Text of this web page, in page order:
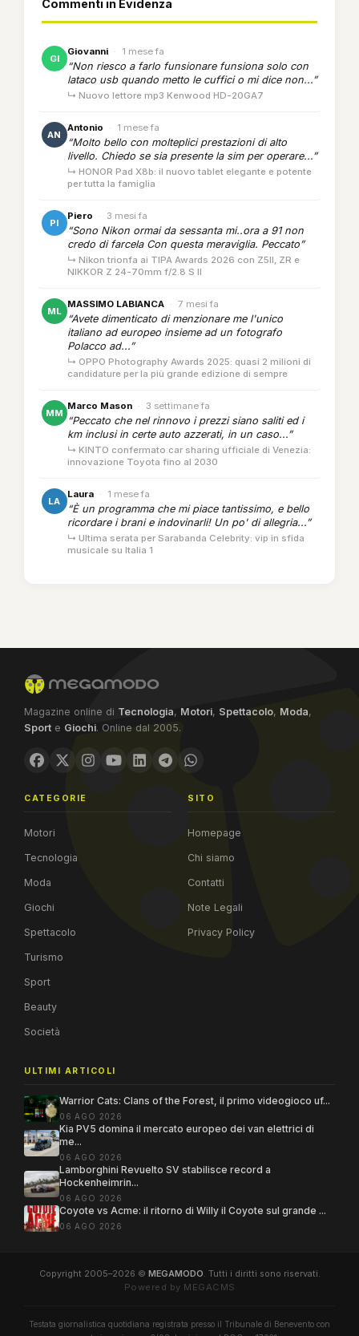
Commenti in Evidenza
GI
Giovanni · 1 mese fa
“Non riesco a farlo funsionare funsiona solo con
lataco usb quando metto le cuffici o mi dice non...”
↳ Nuovo lettore mp3 Kenwood HD-20GA7
AN
Antonio · 1 mese fa
“Molto bello con molteplici prestazioni di alto
livello. Chiedo se sia presente la sim per operare...”
↳ HONOR Pad X8b: il nuovo tablet elegante e potente
per tutta la famiglia
PI
Piero · 3 mesi fa
“Sono Nikon ormai da sessanta mi..ora a 91 non
credo di farcela Con questa meraviglia. Peccato”
↳ Nikon trionfa ai TIPA Awards 2026 con Z5II, ZR e
NIKKOR Z 24-70mm f/2.8 S II
ML
MASSIMO LABIANCA · 7 mesi fa
“Avete dimenticato di menzionare me l'unico
italiano ad europeo insieme ad un fotografo
Polacco ad...”
↳ OPPO Photography Awards 2025: quasi 2 milioni di
candidature per la più grande edizione di sempre
MM
Marco Mason · 3 settimane fa
“Peccato che nel rinnovo i prezzi siano saliti ed i
km inclusi in certe auto azzerati, in un caso...”
↳ KINTO confermato car sharing ufficiale di Venezia:
innovazione Toyota fino al 2030
LA
Laura · 1 mese fa
“È un programma che mi piace tantissimo, e bello
ricordare i brani e indovinarli! Un po' di allegria...”
↳ Ultima serata per Sarabanda Celebrity: vip in sfida
musicale su Italia 1
Magazine online di Tecnologia, Motori, Spettacolo, Moda,
Sport e Giochi. Online dal 2005.
CATEGORIE
Motori
Tecnologia
Moda
Giochi
Spettacolo
Turismo
Sport
Beauty
Società
SITO
Homepage
Chi siamo
Contatti
Note Legali
Privacy Policy
ULTIMI ARTICOLI
Warrior Cats: Clans of the Forest, il primo videogioco uf...
06 AGO 2026
Kia PV5 domina il mercato europeo dei van elettrici di
me...
06 AGO 2026
Lamborghini Revuelto SV stabilisce record a
Hockenheimrin...
06 AGO 2026
Coyote vs Acme: il ritorno di Willy il Coyote sul grande ...
06 AGO 2026
Copyright 2005–2026 © MEGAMODO. Tutti i diritti sono riservati.
Powered by MEGACMS
Testata giornalistica quotidiana registrata presso il Tribunale di Benevento con